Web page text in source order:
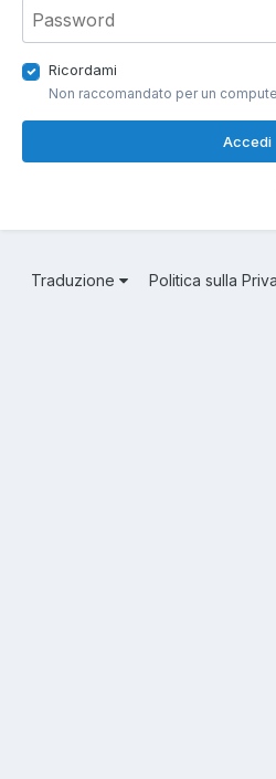
Ricordami
Non raccomandato per un
Accedi
Traduzione Politica sulla